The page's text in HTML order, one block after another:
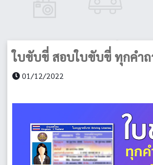
ใบขับขี่ สอบใบขับขี่ ทุกคำ
01/12/2022